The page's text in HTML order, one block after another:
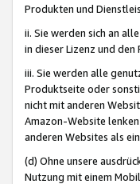
Produkten und
ii. Sie werden sich an
in dieser Lizenz und
iii. Sie werden alle
Produktseite oder
nicht mit anderen
Amazon-Website
anderen Websites als
(d) Ohne unsere
Nutzung mit einem